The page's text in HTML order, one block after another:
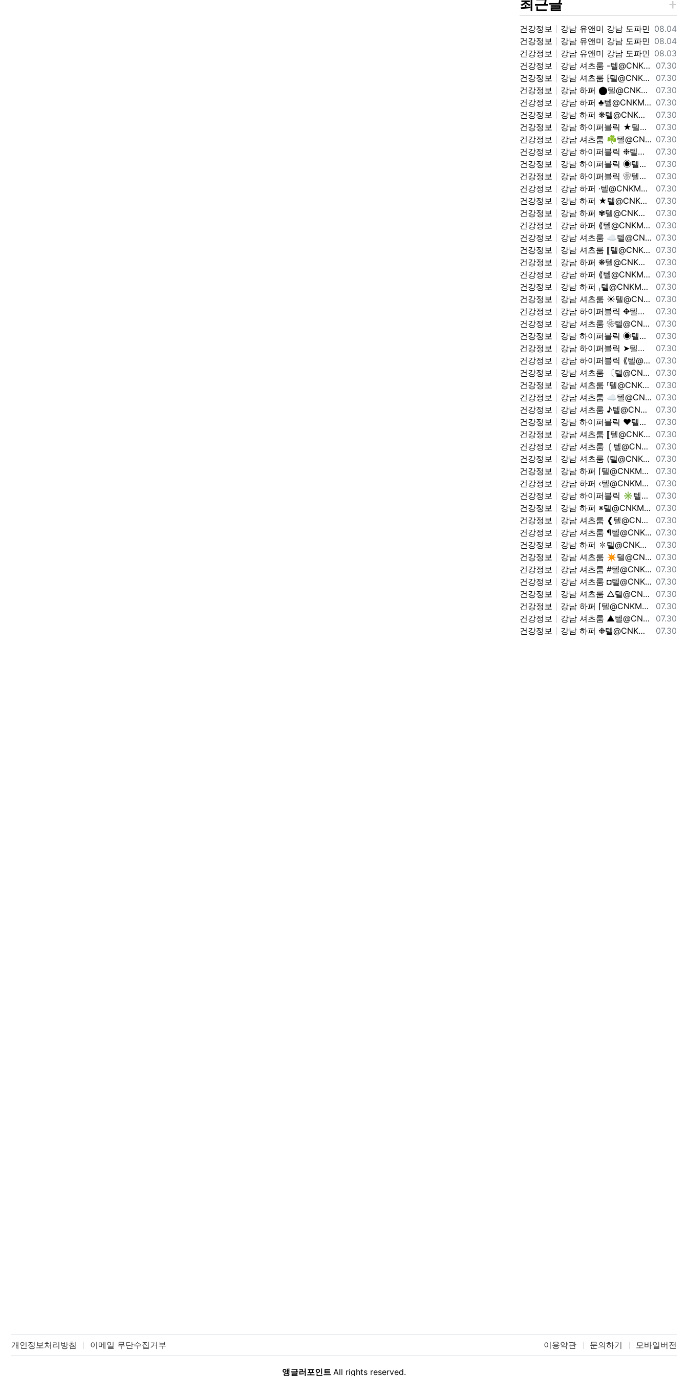
최근글
등록일
08.04
건강정보
강남 유앤미 강남 도파민
등록일
08.04
건강정보
강남 유앤미 강남 도파민
등록일
08.03
건강정보
강남 유앤미 강남 도파민
등록일
07.30
건강정보
강남 셔츠룸 -텔@CNKM77- 노출문의 가라오케 셔츠룸
등록일
07.30
건강정보
강남 셔츠룸 ⁅텔@CNKM77⁆ 노출문의 가라오케 셔츠룸
등록일
07.30
건강정보
강남 하퍼 ⬤텔@CNKM77⬤ 하이퍼블릭 하퍼상단노출문의 강남 하퍼 하이퍼블릭
등록일
07.30
건강정보
강남 하퍼 ♣텔@CNKM77♣ 찌라시상단 노출문의
등록일
07.30
건강정보
강남 하퍼 ❋텔@CNKM77❋ 하이퍼블릭 하퍼상단노출문의 노출문의
등록일
07.30
건강정보
강남 하이퍼블릭 ★텔@CNKM77★ 찌라시상단 하이퍼블릭 하퍼상단노출문의
등록일
07.30
건강정보
강남 셔츠룸 ☘텔@CNKM77☘ 셔츠룸 가라오케 강남 하퍼 하이퍼블릭
등록일
07.30
건강정보
강남 하이퍼블릭 ❉텔@CNKM77❉ 노출문의 셔츠룸 가라오케
등록일
07.30
건강정보
강남 하이퍼블릭 ◉텔@CNKM77◉ 강남 하퍼 하이퍼블릭 하이퍼블릭 하퍼상단노출문의
등록일
07.30
건강정보
강남 하이퍼블릭 ❀텔@CNKM77❀ 가라오케 셔츠룸 상위노출문의
등록일
07.30
건강정보
강남 하퍼 ·텔@CNKM77· 가라오케 셔츠룸 노출문의
등록일
07.30
건강정보
강남 하퍼 ★텔@CNKM77★ 상위노출문의 강남 하퍼 하이퍼블릭
등록일
07.30
건강정보
강남 하퍼 ✾텔@CNKM77✾ 하이퍼블릭 하퍼상단노출문의 하이퍼블릭 하퍼상단노출문의
등록일
07.30
건강정보
강남 하퍼 ⟪텔@CNKM77⟫ 가라오케 셔츠룸 찌라시상단
등록일
07.30
건강정보
강남 셔츠룸 ☁텔@CNKM77☁ 하이퍼블릭 하퍼상단노출문의 상위노출문의
등록일
07.30
건강정보
강남 셔츠룸 ⟦텔@CNKM77⟧ 강남 하퍼 하이퍼블릭 상위노출문의
등록일
07.30
건강정보
강남 하퍼 ❋텔@CNKM77❋ 가라오케 셔츠룸 찌라시상단
등록일
07.30
건강정보
강남 하퍼 ⟪텔@CNKM77⟫ 강남 하퍼 하이퍼블릭 셔츠룸 가라오케
등록일
07.30
건강정보
강남 하퍼 ⸤텔@CNKM77⸥ 노출문의 하이퍼블릭 하퍼상단노출문의
등록일
07.30
건강정보
강남 셔츠룸 ☀텔@CNKM77☀ 셔츠룸 가라오케 하이퍼블릭 하퍼상단노출문의
등록일
07.30
건강정보
강남 하이퍼블릭 ✥텔@CNKM77✥ 가라오케 셔츠룸 하이퍼블릭 하퍼상단노출문의
등록일
07.30
건강정보
강남 셔츠룸 ❀텔@CNKM77❀ 찌라시상단 찌라시상단
등록일
07.30
건강정보
강남 하이퍼블릭 ◉텔@CNKM77◉ 찌라시상단 가라오케 셔츠룸
등록일
07.30
건강정보
강남 하이퍼블릭 ➤텔@CNKM77➤ 가라오케 셔츠룸 가라오케 셔츠룸
등록일
07.30
건강정보
강남 하이퍼블릭 ⟪텔@CNKM77⟫ 찌라시상단 하이퍼블릭 하퍼상단노출문의
등록일
07.30
건강정보
강남 셔츠룸 〔텔@CNKM77〕 찌라시상단 상위노출문의
등록일
07.30
건강정보
강남 셔츠룸 ⸢텔@CNKM77⸣ 노출문의 찌라시상단
등록일
07.30
건강정보
강남 셔츠룸 ☁텔@CNKM77☁ 강남 하퍼 하이퍼블릭 노출문의
등록일
07.30
건강정보
강남 셔츠룸 ♪텔@CNKM77♪ 셔츠룸 가라오케 가라오케 셔츠룸
등록일
07.30
건강정보
강남 하이퍼블릭 ♥텔@CNKM77♥ 찌라시상단 강남 하퍼 하이퍼블릭
등록일
07.30
건강정보
강남 셔츠룸 ⟦텔@CNKM77⟧ 찌라시상단 하이퍼블릭 하퍼상단노출문의
등록일
07.30
건강정보
강남 셔츠룸 ❲텔@CNKM77❳ 찌라시상단 노출문의
등록일
07.30
건강정보
강남 셔츠룸 (텔@CNKM77) 찌라시상단 상위노출문의
등록일
07.30
건강정보
강남 하퍼 ⌈텔@CNKM77⌉ 하이퍼블릭 하퍼상단노출문의 셔츠룸 가라오케
등록일
07.30
건강정보
강남 하퍼 ‹텔@CNKM77› 강남 하퍼 하이퍼블릭 찌라시상단
등록일
07.30
건강정보
강남 하이퍼블릭 ✳텔@CNKM77✳ 강남 하퍼 하이퍼블릭 가라오케 셔츠룸
등록일
07.30
건강정보
강남 하퍼 ※텔@CNKM77※ 상위노출문의 가라오케 셔츠룸
등록일
07.30
건강정보
강남 셔츠룸 ❰텔@CNKM77❱ 상위노출문의 찌라시상단
등록일
07.30
건강정보
강남 셔츠룸 ¶텔@CNKM77¶ 상위노출문의 하이퍼블릭 하퍼상단노출문의
등록일
07.30
건강정보
강남 하퍼 ✽텔@CNKM77✽ 노출문의 가라오케 셔츠룸
등록일
07.30
건강정보
강남 셔츠룸 ✴텔@CNKM77✴ 셔츠룸 가라오케 상위노출문의
등록일
07.30
건강정보
강남 셔츠룸 #텔@CNKM77# 노출문의 노출문의
등록일
07.30
건강정보
강남 셔츠룸 ◘텔@CNKM77◘ 셔츠룸 가라오케 하이퍼블릭 하퍼상단노출문의
등록일
07.30
건강정보
강남 셔츠룸 △텔@CNKM77△ 노출문의 셔츠룸 가라오케
등록일
07.30
건강정보
강남 하퍼 ⌈텔@CNKM77⌉ 가라오케 셔츠룸 셔츠룸 가라오케
등록일
07.30
건강정보
강남 셔츠룸 ▲텔@CNKM77▲ 찌라시상단 찌라시상단
등록일
07.30
건강정보 강남 하퍼 ❉텔@CNKM77❉ 상위노출문의 찌라시상단
개인정보처리방침 이메일 무단수집거부 이용약관 문의하기 모바일버전
앵글러포인트 All rights reserved.